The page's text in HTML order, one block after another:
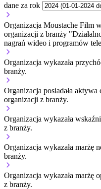
dane za rok
Organizacja Moustache Film
organizacji z branży
nagrań wideo i programów
Organizacja wykazała
branży.
Organizacja posiadała
organizacji z branży.
Organizacja wykazała
z branży.
Organizacja wykazała marżę
branży.
Organizacja wykazała marżę
z branży.